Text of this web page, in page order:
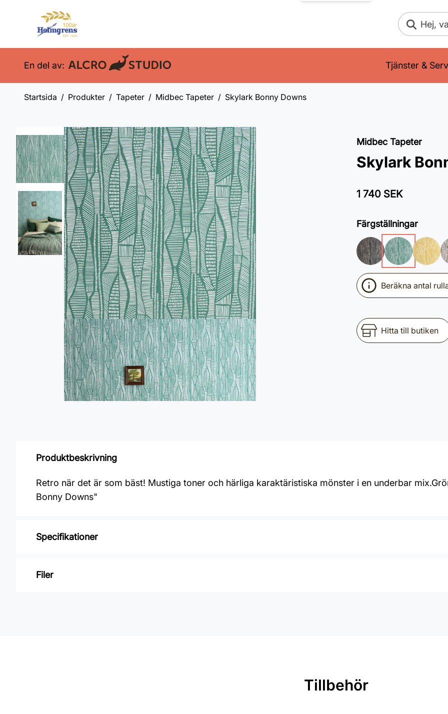
Sök
En del av: Tjänster &
Startsida Produkter Tapeter Midbec Tapeter Skylark Bonny Downs
Midbec Tapeter
Skylark
1 740 SEK
Färgställningar
Beräkna antal
Hitta till butiken
Produktbeskrivning
Retro när det är som bäst! Mustiga toner och härliga karaktäristiska mönster i en underbar
Bonny Downs"
Specifikationer
Varumärke: Midbec Tapeter
Filer
Tillbehör